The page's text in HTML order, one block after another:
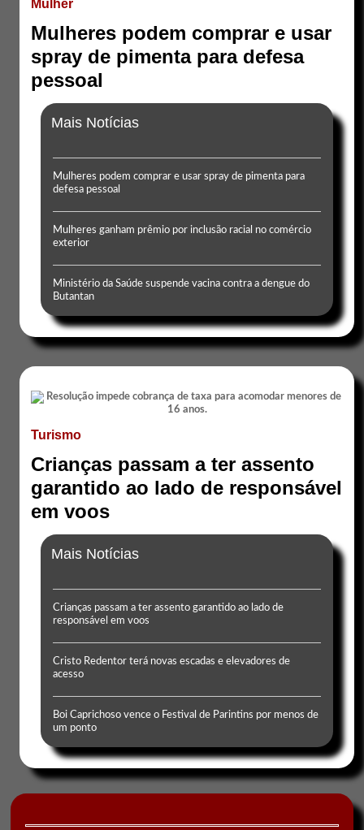
Mulher
Mulheres podem comprar e usar
spray de pimenta para defesa
pessoal
Mais Notícias
Mulheres podem comprar e usar spray de pimenta para
defesa pessoal
Mulheres ganham prêmio por inclusão racial no comércio
exterior
Ministério da Saúde suspende vacina contra a dengue do
Butantan
Turismo
Crianças passam a ter assento
garantido ao lado de responsável
em voos
Mais Notícias
Crianças passam a ter assento garantido ao lado de
responsável em voos
Cristo Redentor terá novas escadas e elevadores de
acesso
Boi Caprichoso vence o Festival de Parintins por menos de
um ponto